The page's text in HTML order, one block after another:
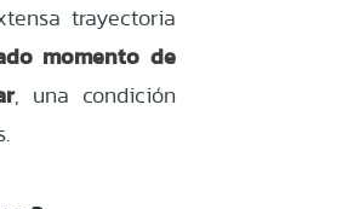
trayectoria
momento de
, una condición